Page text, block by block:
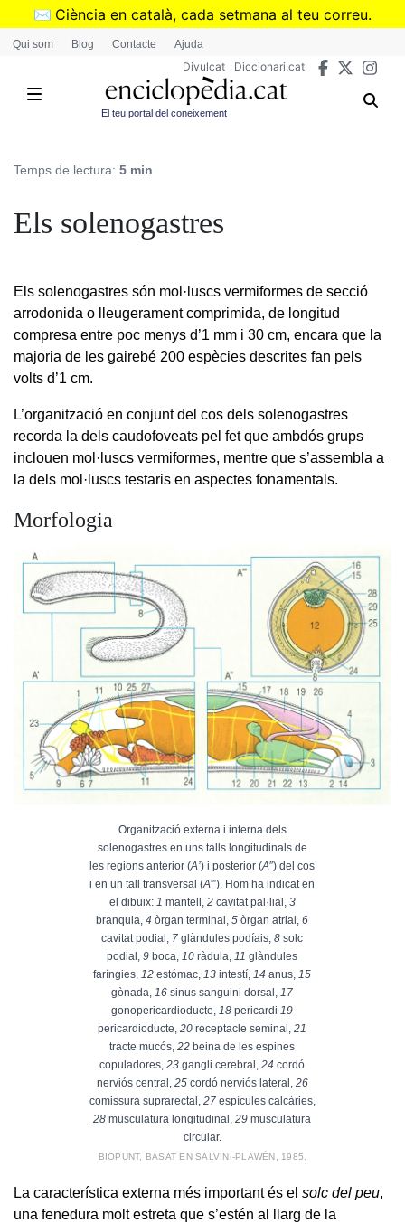
Vés
✉️ Ciència en català, cada setmana al teu correu.
➜Subscriu-te al butlletí de Divulcat
Qui som Blog Contacte Ajuda
Divulcat Diccionari.cat
El teu portal del coneixement
Temps de lectura: 5 min
Els solenogastres
Els solenogastres són mol·luscs vermiformes de secció
arrodonida o lleugerament comprimida, de longitud
compresa entre poc menys d’1 mm i 30 cm, encara que la
majoria de les gairebé 200 espècies descrites fan pels
volts d’1 cm.
L’organització en conjunt del cos dels solenogastres
recorda la dels caudofoveats pel fet que ambdós grups
inclouen mol·luscs vermiformes, mentre que s’assembla a
la dels mol·luscs testaris en aspectes fonamentals.
Morfologia
Organització externa i interna dels
solenogastres en uns talls longitudinals de
les regions anterior (A’) i posterior (A″) del cos
i en un tall transversal (A″′). Hom ha indicat en
el dibuix: 1 mantell, 2cavitat pal·lial, 3
branquia,4 òrgan terminal,5 òrgan atrial,6
cavitat podial, 7 glàndules podíais,8 solc
podial,9 boca, 10 ràdula, 11 glàndules
faríngies, 12 estómac, 13 intestí, 14 anus, 15
gònada, 16 sinus sanguini dorsal, 17
gonopericardioducte, 18 pericardi 19
pericardioducte,20 receptacle seminal,21
tracte mucós,22 beina de les espines
copuladores,23 gangli cerebral,24 cordó
nerviós central, 25cordó nerviós lateral, 26
comissura suprarectal, 27espícules calcàries,
28 musculatura longitudinal,29 musculatura
circular.
BIOPUNT, BASAT EN SALVINI-PLAWÉN, 1985.
La característica externa més important és el solc del peu,
una fenedura molt estreta que s’estén al llarg de la